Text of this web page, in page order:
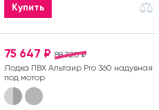
Купить
88 720 ₽
75 647 ₽
Лодка ПВХ Альтаир Pro 360 надувная
под мотор